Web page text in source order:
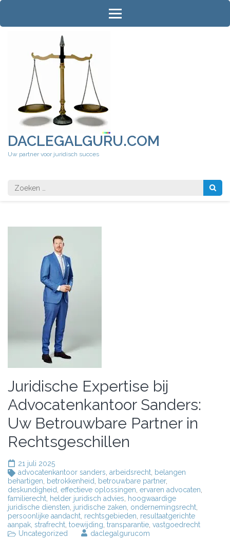
Ga
inhoud
DACLEGALGURU.COM
Uw partner voor juridisch succes
Zoeken
naar:
Juridische Expertise bij
Advocatenkantoor Sanders:
Uw Betrouwbare Partner in
Rechtsgeschillen
21 juli 2025
advocatenkantoor sanders arbeidsrecht belangen
behartigen
betrokkenheid betrouwbare partner,
deskundigheid effectieve oplossingen ervaren advocaten
familierecht helder juridisch advies
hoogwaardige
juridische diensten juridische zaken ondernemingsrecht
persoonlijke aandacht rechtsgebieden resultaatgerichte
aanpak strafrecht toewijding transparantie vastgoedrecht
Uncategorized
daclegalgurucom